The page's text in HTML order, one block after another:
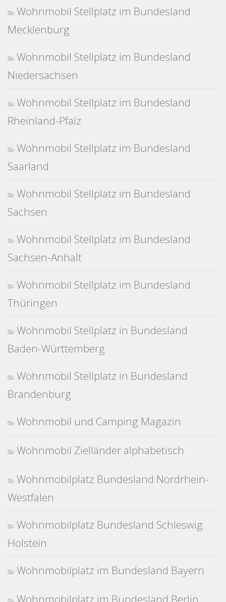
Wohnmobil Stellplatz im Bundesland
Mecklenburg
Wohnmobil Stellplatz im Bundesland
Niedersachsen
Wohnmobil Stellplatz im Bundesland
Rheinland-Pfalz
Wohnmobil Stellplatz im Bundesland
Saarland
Wohnmobil Stellplatz im Bundesland
Sachsen
Wohnmobil Stellplatz im Bundesland
Sachsen-Anhalt
Wohnmobil Stellplatz im Bundesland
Thüringen
Wohnmobil Stellplatz in Bundesland
Baden-Württemberg
Wohnmobil Stellplatz in Bundesland
Brandenburg
Wohnmobil und Camping Magazin
Wohnmobil Zielländer alphabetisch
Wohnmobilplatz Bundesland Nordrhein-
Westfalen
Wohnmobilplatz Bundesland Schleswig
Holstein
Wohnmobilplatz im Bundesland Bayern
Wohnmobilplatz im Bundesland Berlin